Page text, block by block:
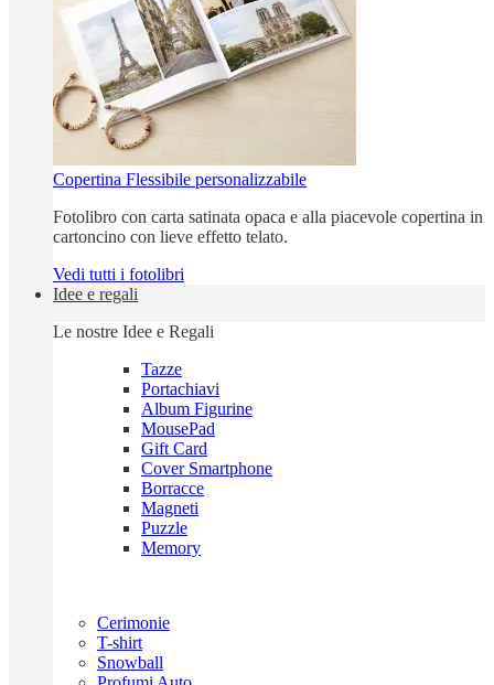
Copertina Flessibile personalizzabile
Fotolibro con carta satinata opaca e alla piacevole copertina in
cartoncino con lieve effetto telato.
Vedi tutti i fotolibri
Idee e regali
Le nostre Idee e Regali
Tazze
Portachiavi
Album Figurine
MousePad
Gift Card
Cover Smartphone
Borracce
Magneti
Puzzle
Memory
Cerimonie
T-shirt
Snowball